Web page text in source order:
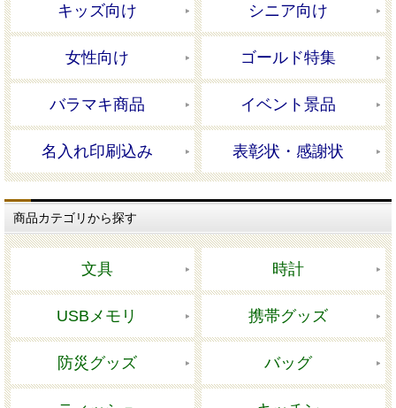
キッズ向け シニア向け
女性向け ゴールド特集
バラマキ商品 イベント景品
名入れ印刷込み 表彰状・感謝状
商品カテゴリから探す
文具 時計
USBメモリ 携帯グッズ
防災グッズ バッグ